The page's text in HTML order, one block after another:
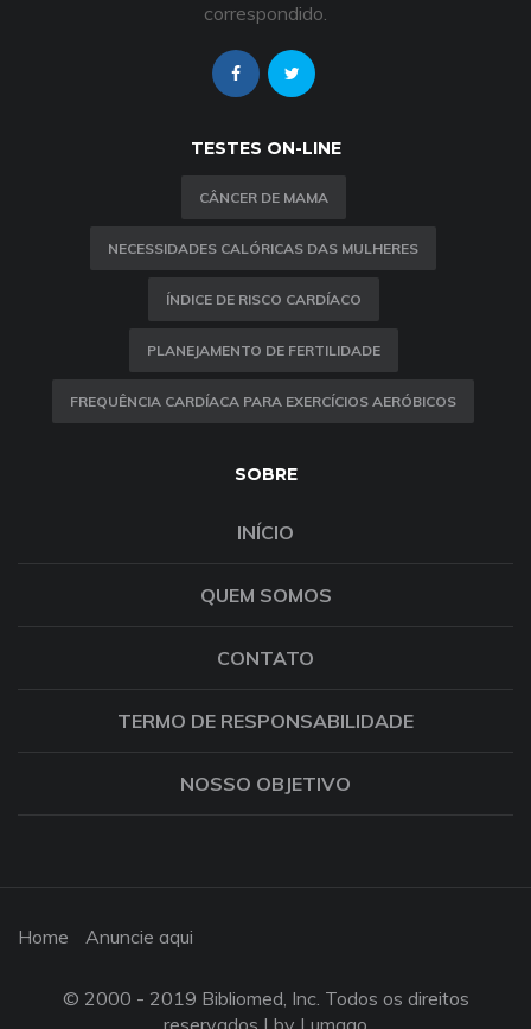
correspondido.
TESTES ON-LINE
CÂNCER DE MAMA
NECESSIDADES CALÓRICAS DAS MULHERES
ÍNDICE DE RISCO CARDÍACO
PLANEJAMENTO DE FERTILIDADE
FREQUÊNCIA CARDÍACA PARA EXERCÍCIOS AERÓBICOS
SOBRE
INÍCIO
QUEM SOMOS
CONTATO
TERMO DE RESPONSABILIDADE
NOSSO OBJETIVO
Home Anuncie aqui
© 2000 - 2019 Bibliomed, Inc. Todos os direitos
reservados | by Lumago